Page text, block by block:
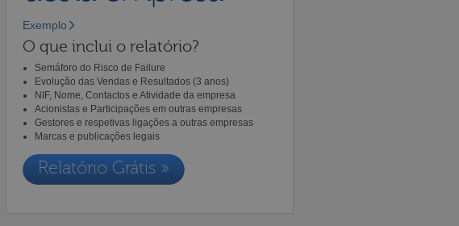
Exemplo
O que inclui o relatório?
Semáforo do Risco de Failure
Evolução das Vendas e Resultados (3 anos)
NIF, Nome, Contactos e Atividade da empresa
Acionistas e Participações em outras empresas
Gestores e respetivas ligações a outras empresas
Marcas e publicações legais
Relatório Grátis »